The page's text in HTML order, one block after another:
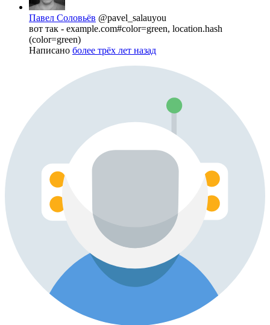
Павел Соловьёв @pavel_salauyou
вот так - example.com#color=green, location.hash
(color=green)
Написано более трёх лет назад